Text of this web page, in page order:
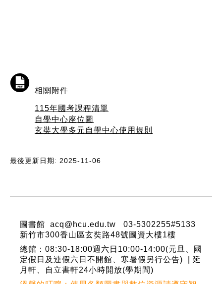
相關附件
115年國考課程清單
自學中心座位圖
玄奘大學多元自學中心使用規則
最後更新日期: 2025-11-06
圖書館 acq@hcu.edu.tw 03-5302255#5133
新竹市300香山區玄奘路48號圖資大樓1樓
總館：08:30-18:00週六日10:00-14:00(元旦、國
定假日及連假六日不開館、寒暑假另行公告) | 延
月軒、自立書軒24小時開放(學期間)